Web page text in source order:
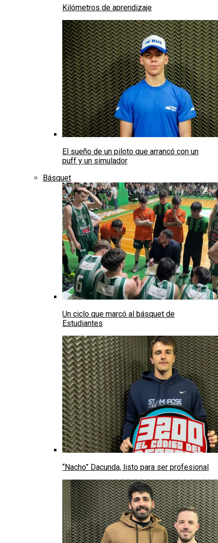
Kilómetros de aprendizaje
El sueño de un piloto que arrancó con un
puff y un simulador
Básquet
Un ciclo que marcó al básquet de
Estudiantes
“Nacho” Dacunda, listo para ser profesional